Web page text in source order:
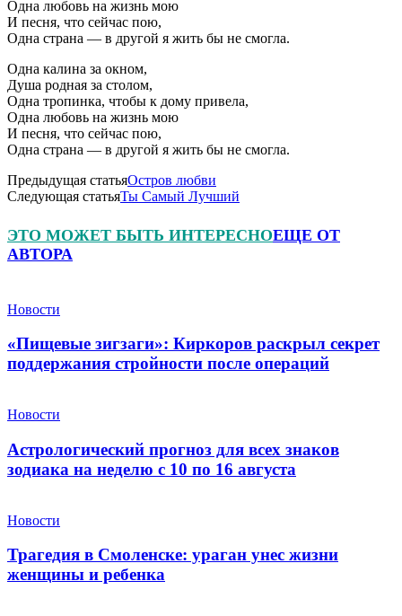
Одна любовь на жизнь мою
И песня, что сейчас пою,
Одна страна — в другой я жить бы не смогла.
Одна калина за окном,
Душа родная за столом,
Одна тропинка, чтобы к дому привела,
Одна любовь на жизнь мою
И песня, что сейчас пою,
Одна страна — в другой я жить бы не смогла.
Предыдущая статьяОстров любви
Следующая статьяТы Самый Лучший
ЭТО МОЖЕТ БЫТЬ ИНТЕРЕСНОЕЩЕ ОТ
АВТОРА
Новости
«Пищевые зигзаги»: Киркоров раскрыл секрет
поддержания стройности после операций
Новости
Астрологический прогноз для всех знаков
зодиака на неделю с 10 по 16 августа
Новости
Трагедия в Смоленске: ураган унес жизни
женщины и ребенка